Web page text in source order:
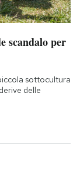
scandalo per
sottocultura
delle